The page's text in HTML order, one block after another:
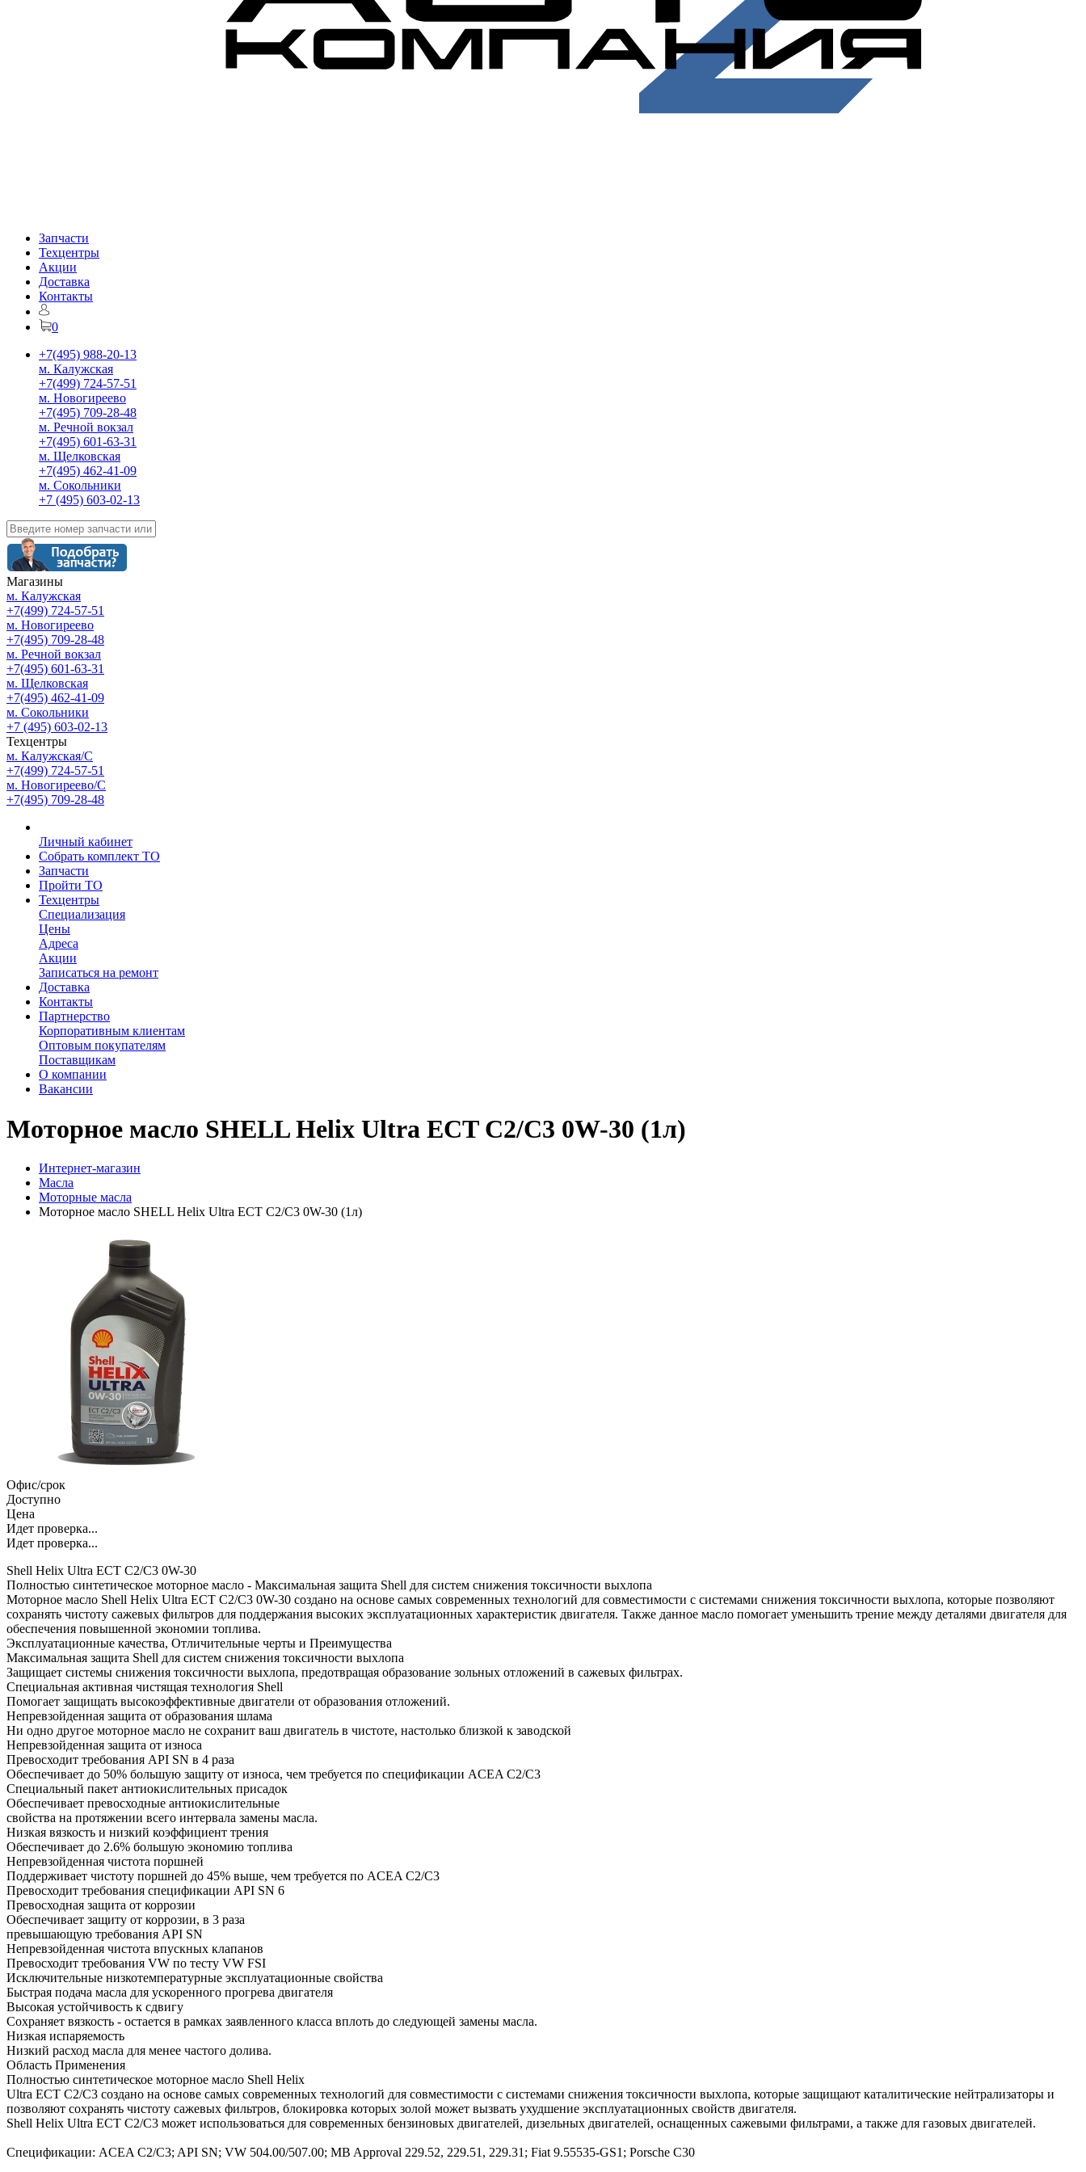
Запчасти
Техцентры
Акции
Доставка
Контакты
0
+7(495) 988-20-13
м. Калужская
+7(499) 724-57-51
м. Новогиреево
+7(495) 709-28-48
м. Речной вокзал
+7(495) 601-63-31
м. Щелковская
+7(495) 462-41-09
м. Сокольники
+7 (495) 603-02-13
Магазины
м. Калужская
+7(499) 724-57-51
м. Новогиреево
+7(495) 709-28-48
м. Речной вокзал
+7(495) 601-63-31
м. Щелковская
+7(495) 462-41-09
м. Сокольники
+7 (495) 603-02-13
Техцентры
м. Калужская/С
+7(499) 724-57-51
м. Новогиреево/С
+7(495) 709-28-48
Личный кабинет
Собрать комплект ТО
Запчасти
Пройти ТО
Техцентры
Специализация
Цены
Адреса
Акции
Записаться на ремонт
Доставка
Контакты
Партнерство
Корпоративным клиентам
Оптовым покупателям
Поставщикам
О компании
Вакансии
Моторное масло SHELL Helix Ultra ECT C2/C3 0W-30 (1л)
Интернет-магазин
Масла
Моторные масла
Моторное масло SHELL Helix Ultra ECT C2/C3 0W-30 (1л)
Офис/срок
Доступно
Цена
Идет проверка...
Идет проверка...
Shell Helix Ultra ECT C2/C3 0W-30
Полностью синтетическое моторное масло - Максимальная защита Shell для систем снижения токсичности выхлопа
Моторное масло Shell Helix Ultra ECT C2/C3 0W-30 создано на основе самых современных технологий для совместимости с системами снижения токсичности выхлопа, которые позволяют
сохранять чистоту сажевых фильтров для поддержания высоких эксплуатационных характеристик двигателя. Также данное масло помогает уменьшить трение между деталями двигателя для
обеспечения повышенной экономии топлива.
Эксплуатационные качества, Отличительные черты и Преимущества
Максимальная защита Shell для систем снижения токсичности выхлопа
Защищает системы снижения токсичности выхлопа, предотвращая образование зольных отложений в сажевых фильтрах.
Специальная активная чистящая технология Shell
Помогает защищать высокоэффективные двигатели от образования отложений.
Непревзойденная защита от образования шлама
Ни одно другое моторное масло не сохранит ваш двигатель в чистоте, настолько близкой к заводской
Непревзойденная защита от износа
Превосходит требования API SN в 4 раза
Обеспечивает до 50% большую защиту от износа, чем требуется по спецификации ACEA C2/C3
Специальный пакет антиокислительных присадок
Обеспечивает превосходные антиокислительные
свойства на протяжении всего интервала замены масла.
Низкая вязкость и низкий коэффициент трения
Обеспечивает до 2.6% большую экономию топлива
Непревзойденная чистота поршней
Поддерживает чистоту поршней до 45% выше, чем требуется по ACEA C2/C3
Превосходит требования спецификации API SN 6
Превосходная защита от коррозии
Обеспечивает защиту от коррозии, в 3 раза
превышающую требования API SN
Непревзойденная чистота впускных клапанов
Превосходит требования VW по тесту VW FSI
Исключительные низкотемпературные эксплуатационные свойства
Быстрая подача масла для ускоренного прогрева двигателя
Высокая устойчивость к сдвигу
Сохраняет вязкость - остается в рамках заявленного класса вплоть до следующей замены масла.
Низкая испаряемость
Низкий расход масла для менее частого долива.
Область Применения
Полностью синтетическое моторное масло Shell Helix
Ultra ECT C2/C3 создано на основе самых современных технологий для совместимости с системами снижения токсичности выхлопа, которые защищают каталитические нейтрализаторы и
позволяют сохранять чистоту сажевых фильтров, блокировка которых золой может вызвать ухудшение эксплуатационных свойств двигателя.
Shell Helix Ultra ECT C2/C3 может использоваться для современных бензиновых двигателей, дизельных двигателей, оснащенных сажевыми фильтрами, а также для газовых двигателей.
Спецификации: ACEA C2/C3; API SN; VW 504.00/507.00; MB Approval 229.52, 229.51, 229.31; Fiat 9.55535-GS1; Porsche C30